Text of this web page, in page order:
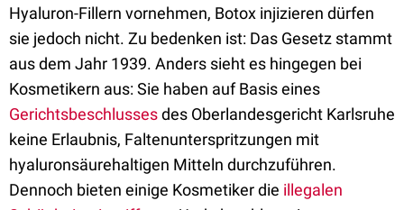
Hyaluron-Fillern vornehmen, Botox injizieren dürfen
sie jedoch nicht. Zu bedenken ist: Das Gesetz stammt
aus dem Jahr 1939. Anders sieht es hingegen bei
Kosmetikern aus: Sie haben auf Basis eines
Gerichtsbeschlussesdes Oberlandesgericht Karlsruhe
keine Erlaubnis, Faltenunterspritzungen mit
hyaluronsäurehaltigen Mitteln durchzuführen.
Dennoch bieten einige Kosmetiker die illegalen